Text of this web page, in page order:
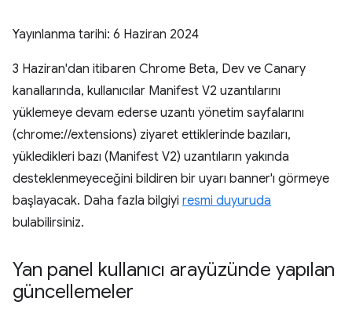
Yayınlanma tarihi: 6 Haziran 2024
3 Haziran'dan itibaren Chrome Beta, Dev ve Canary
kanallarında, kullanıcılar Manifest V2 uzantılarını
yüklemeye devam ederse uzantı yönetim sayfalarını
(chrome://extensions) ziyaret ettiklerinde bazıları,
yükledikleri bazı (Manifest V2) uzantıların yakında
desteklenmeyeceğini bildiren bir uyarı banner'ı görmeye
başlayacak. Daha fazla bilgiyi resmi duyuruda
bulabilirsiniz.
Yan panel kullanıcı arayüzünde yapılan
güncellemeler